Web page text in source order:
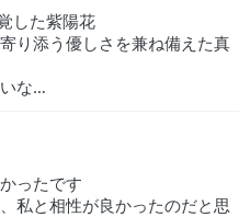
した紫陽花
り添う優しさを兼ね備えた真
な…
ったです
私と相性が良かったのだと思